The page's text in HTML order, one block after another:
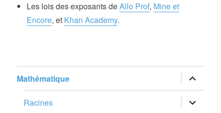
Les lois des exposants deAllo Prof, Mine et
Encore, et Khan Academy.
Mathématique
ouvrir
le
sous-
menu
Racines
ouvrir
le